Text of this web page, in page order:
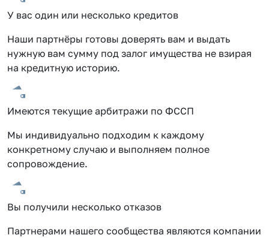
У вас один или несколько кредитов
Наши партнёры готовы доверять вам и выдать
нужную вам сумму под залог имущества не взирая
на кредитную историю.
Имеются текущие арбитражи по ФССП
Мы индивидуально подходим к каждому
конкретному случаю и выполняем полное
сопровождение.
Вы получили несколько отказов
Партнерами нашего сообщества являются компании